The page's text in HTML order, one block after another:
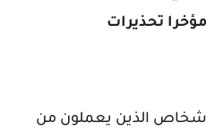
تحذيرات
الذين يعملون من